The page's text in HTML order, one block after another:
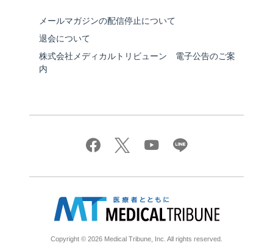
メールマガジンの配信停止について
退会について
株式会社メディカルトリビューン 電子公告のご案
内
Copyright © 2026 Medical Tribune, Inc. All rights reserved.